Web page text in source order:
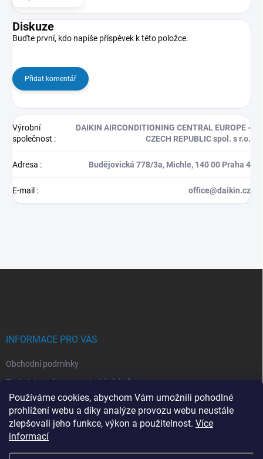
Používáme cookies, abychom Vám umožnili pohodlné
prohlížení webu a díky analýze provozu webu neustále
zlepšovali jeho funkce, výkon a použitelnost. Více
informací
Diskuze
Buďte první, kdo napíše příspěvek k této položce.
Přidat komentář
Výrobní
společnost :
DAIKIN AIRCONDITIONING CENTRAL EUROPE -
CZECH REPUBLIC spol. s r.o.
Adresa : Budějovická 778/3a, Michle, 140 00 Praha 4
E-mail : office@daikin.cz
INFORMACE PRO VÁS
Obchodní podmínky
Podmínky ochrany osobních údajů
Montáž klimatizací
Servis kllimatizací
Moje objednávka